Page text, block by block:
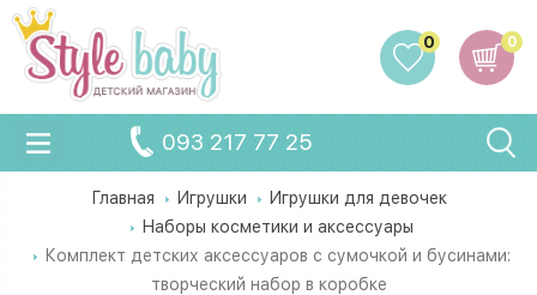
0
0
093 217 77 25
Главная Игрушки
Игрушки для девочек
Наборы косметики и аксессуары
Комплект детских аксессуаров с сумочкой и бусинами:
творческий набор в коробке